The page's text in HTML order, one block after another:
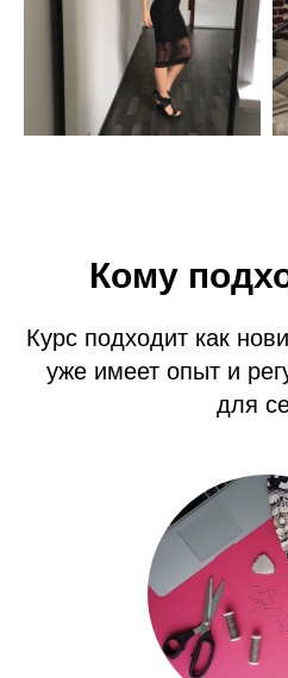
Кому
Курс подходит как
уже имеет опыт и
для